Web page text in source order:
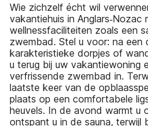
Wie zichzelf écht wil
vakantiehuis in Anglars‑Nozac
wellnessfaciliteiten zoals een
zwembad. Stel u voor: na een
karakteristieke dorpjes of
u terug bij uw vakantiewoning
verfrissende zwembad in.
laatste keer van de
plaats op een comfortabele
heuvels. In de avond warmt u
ontspant u in de sauna, terwijl